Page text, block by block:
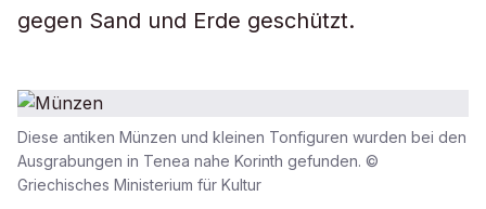
gegen Sand und Erde geschützt.
Diese antiken Münzen und kleinen Tonfiguren wurden bei den
Ausgrabungen in Tenea nahe Korinth gefunden. ©
Griechisches Ministerium für Kultur